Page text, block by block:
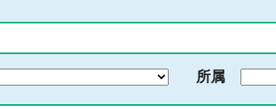
所属